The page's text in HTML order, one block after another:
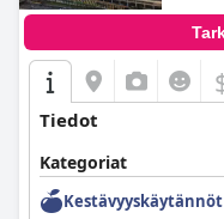
Tiedot
Kategoriat
Kestävyyskäytännöt